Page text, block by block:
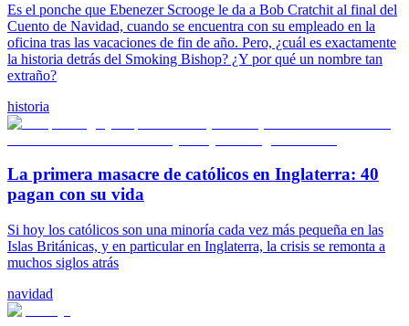
Es el ponche que Ebenezer Scrooge le da a Bob Cratchit al final del
Cuento de Navidad, cuando se encuentra con su empleado en la
oficina tras las vacaciones de fin de año. Pero, ¿cuál es exactamente
la historia detrás del Smoking Bishop? ¿Y por qué un nombre tan
extraño?
historia
La primera masacre de católicos en Inglaterra: 40
pagan con su vida
Si hoy los católicos son una minoría cada vez más pequeña en las
Islas Británicas, y en particular en Inglaterra, la crisis se remonta a
muchos siglos atrás
navidad